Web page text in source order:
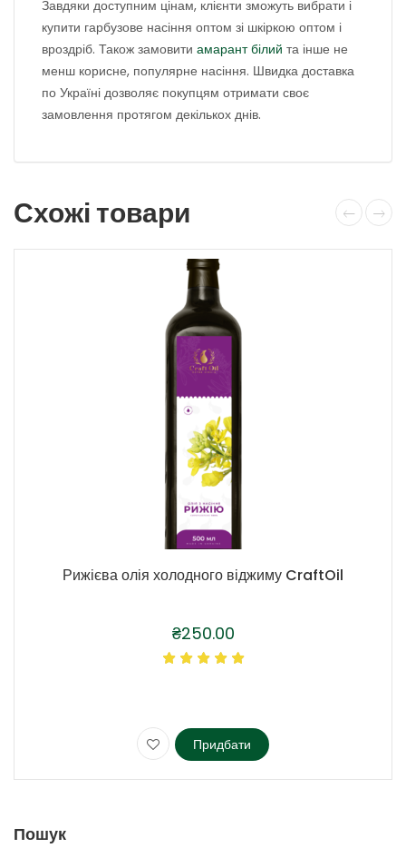
Завдяки доступним цінам, клієнти зможуть вибрати і
купити гарбузове насіння оптом зі шкіркою оптом і
вроздріб. Також замовити амарант білий та інше не
менш корисне, популярне насіння. Швидка доставка
по Україні дозволяє покупцям отримати своє
замовлення протягом декількох днів.
Схожі товари
Рижієва олія холодного віджиму CraftOil
₴250.00
Придбати
кілька
варіантів.
Пошук